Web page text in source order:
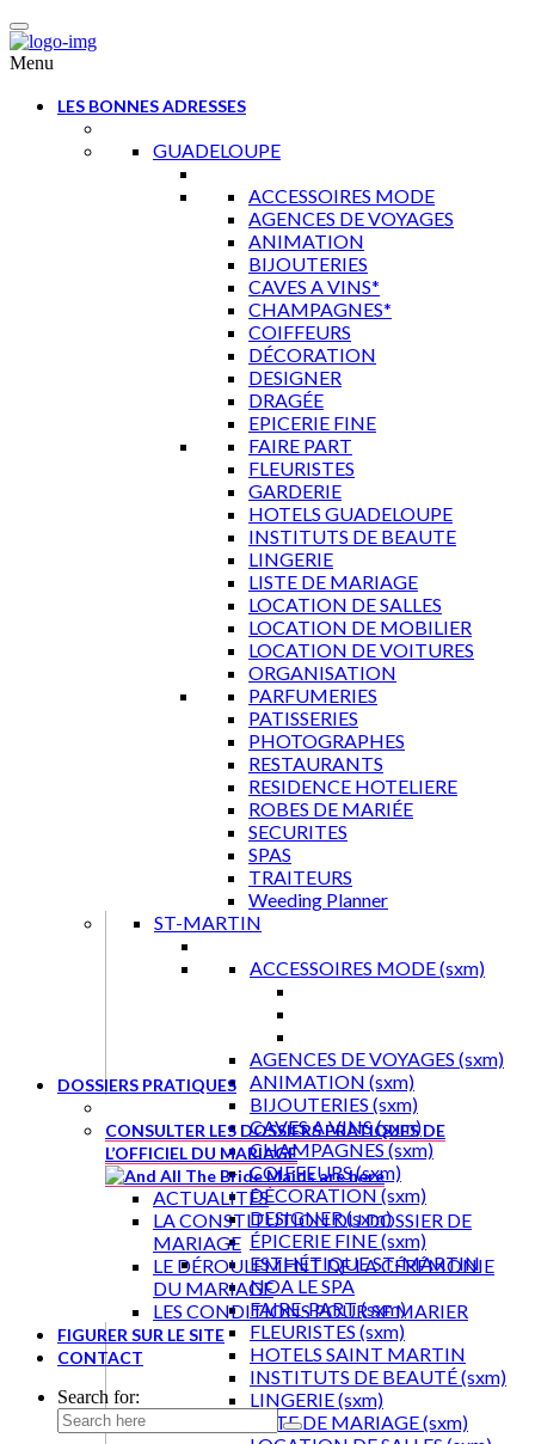
Menu
LES BONNES ADRESSES
GUADELOUPE
ACCESSOIRES MODE
AGENCES DE VOYAGES
ANIMATION
BIJOUTERIES
CAVES A VINS*
CHAMPAGNES*
COIFFEURS
DÉCORATION
DESIGNER
DRAGÉE
EPICERIE FINE
FAIRE PART
FLEURISTES
GARDERIE
HOTELS GUADELOUPE
INSTITUTS DE BEAUTE
LINGERIE
LISTE DE MARIAGE
LOCATION DE SALLES
LOCATION DE MOBILIER
LOCATION DE VOITURES
ORGANISATION
PARFUMERIES
PATISSERIES
PHOTOGRAPHES
RESTAURANTS
RESIDENCE HOTELIERE
ROBES DE MARIÉE
SECURITES
SPAS
TRAITEURS
Weeding Planner
ST-MARTIN
ACCESSOIRES MODE (sxm)
AGENCES DE VOYAGES (sxm)
ANIMATION (sxm)
BIJOUTERIES (sxm)
CAVES A VINS (sxm)
CHAMPAGNES (sxm)
COIFFEURS (sxm)
DÉCORATION (sxm)
DESIGNER (sxm)
ÉPICERIE FINE (sxm)
ESTHÉTIQUE ST-MARTIN
NOA LE SPA
FAIRE-PART (sxm)
FLEURISTES (sxm)
HOTELS SAINT MARTIN
INSTITUTS DE BEAUTÉ (sxm)
LINGERIE (sxm)
LISTE DE MARIAGE (sxm)
DOSSIERS PRATIQUES
CONSULTER LES DOSSIERS PRATIQUES DE
L’OFFICIEL DU MARIAGE
ACTUALITÉS
LA CONSTITUTION DU DOSSIER DE
MARIAGE
LE DÉROULEMENT DE LA CÉRÉMONIE
DU MARIAGE
LES CONDITIONS POUR SE MARIER
FIGURER SUR LE SITE
CONTACT
Search for: